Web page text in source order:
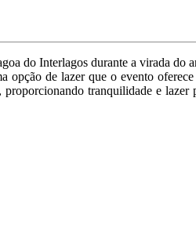
do Interlagos durante a virada
opção de lazer que o evento
tranquilidade e